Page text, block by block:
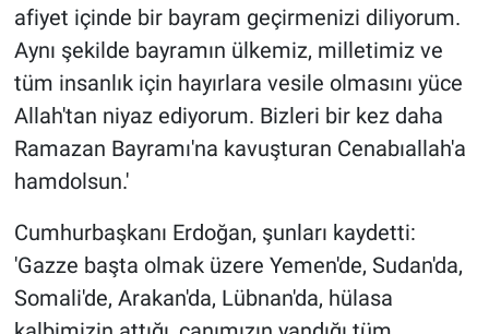
afiyet içinde bir bayram geçirmenizi diliyorum.
Aynı şekilde bayramın ülkemiz, milletimiz ve
tüm insanlık için hayırlara vesile olmasını yüce
Allah'tan niyaz ediyorum. Bizleri bir kez daha
Ramazan Bayramı'na kavuşturan Cenabıallah'a
hamdolsun.'
Cumhurbaşkanı Erdoğan, şunları kaydetti:
'Gazze başta olmak üzere Yemen'de, Sudan'da,
Somali'de, Arakan'da, Lübnan'da, hülasa